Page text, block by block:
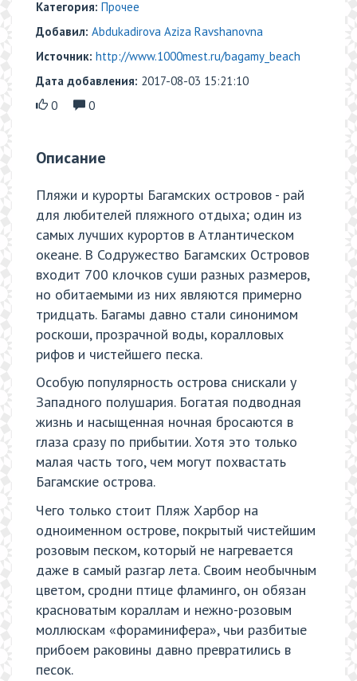
Категория: Прочее
Добавил: Abdukadirova Aziza Ravshanovna
Источник: http://www.1000mest.ru/bagamy_beach
Дата добавления: 2017-08-03 15:21:10
0
0
Описание
Пляжи и курорты Багамских островов - рай
для любителей пляжного отдыха; один из
самых лучших курортов в Атлантическом
океане. В Содружество Багамских Островов
входит 700 клочков суши разных размеров,
но обитаемыми из них являются примерно
тридцать. Багамы давно стали синонимом
роскоши, прозрачной воды, коралловых
рифов и чистейшего песка.
Особую популярность острова снискали у
Западного полушария. Богатая подводная
жизнь и насыщенная ночная бросаются в
глаза сразу по прибытии. Хотя это только
малая часть того, чем могут похвастать
Багамские острова.
Чего только стоит Пляж Харбор на
одноименном острове, покрытый чистейшим
розовым песком, который не нагревается
даже в самый разгар лета. Своим необычным
цветом, сродни птице фламинго, он обязан
красноватым кораллам и нежно-розовым
моллюскам «фораминифера», чьи разбитые
прибоем раковины давно превратились в
песок.